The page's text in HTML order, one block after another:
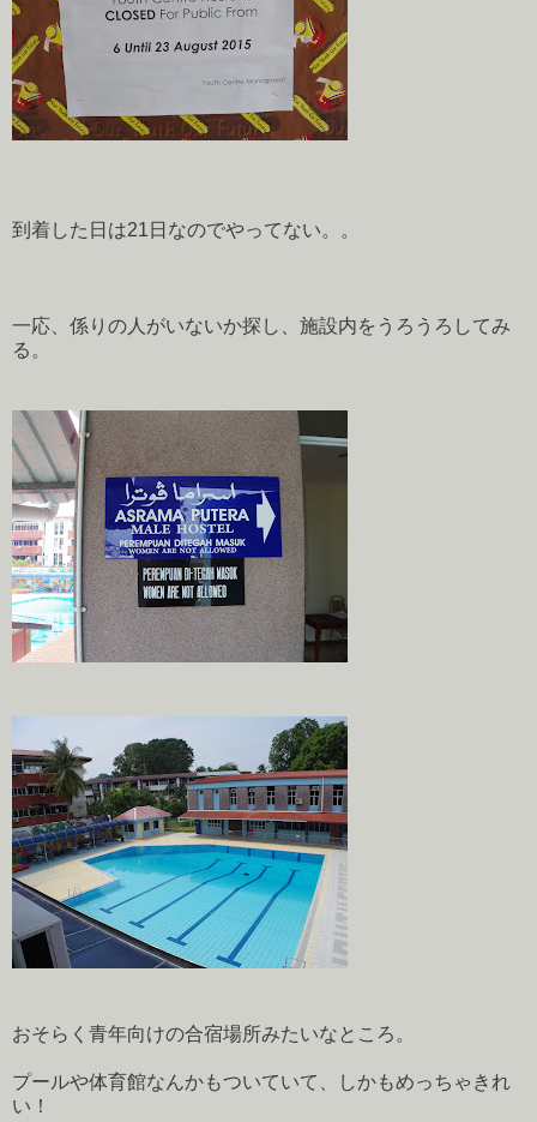
到着した日は21日なのでやってない。。
一応、係りの人がいないか探し、施設内をうろうろしてみ
る。
おそらく青年向けの合宿場所みたいなところ。
プールや体育館なんかもついていて、しかもめっちゃきれ
い！